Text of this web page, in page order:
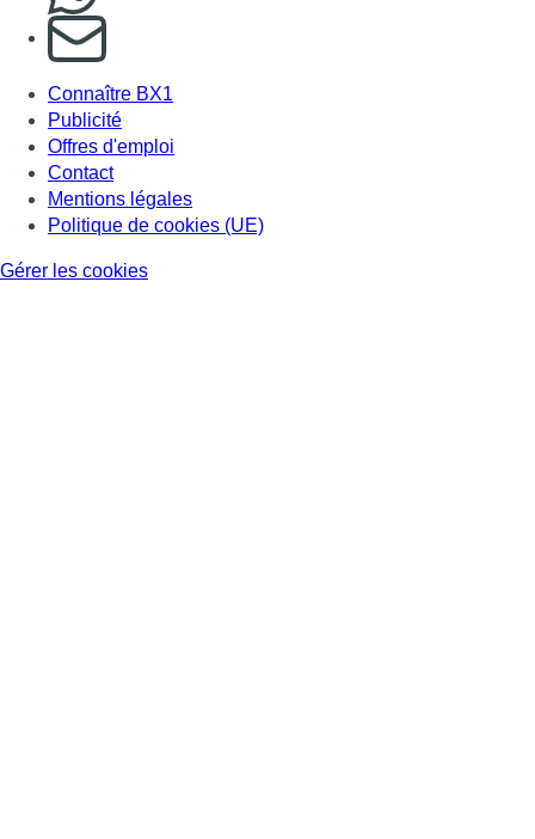
S'abonner à notre newsletter
Connaître BX1
Publicité
Offres d'emploi
Contact
Mentions légales
Politique de cookies (UE)
Gérer les cookies